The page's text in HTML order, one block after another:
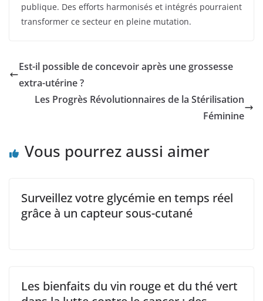
publique. Des efforts harmonisés et intégrés pourraient
transformer ce secteur en pleine mutation.
Est-il possible de concevoir après une grossesse
extra-utérine ?
Les Progrès Révolutionnaires de la Stérilisation
Féminine
Vous pourrez aussi aimer
Surveillez votre glycémie en temps réel
grâce à un capteur sous-cutané
Les bienfaits du vin rouge et du thé vert